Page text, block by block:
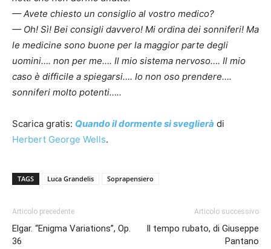
— Avete chiesto un consiglio al vostro medico?
— Oh! Sì! Bei consigli davvero! Mi ordina dei sonniferi! Ma
le medicine sono buone per la maggior parte degli
uomini…. non per me…. Il mio sistema nervoso…. Il mio
caso è difficile a spiegarsi…. Io non oso prendere….
sonniferi molto potenti…..
Scarica gratis: Quando il dormente si sveglierà di
Herbert George Wells.
TAGS Luca Grandelis Soprapensiero
Articolo precedente
Elgar. “Enigma Variations”, Op.
36
Articolo successivo
Il tempo rubato, di Giuseppe
Pantano